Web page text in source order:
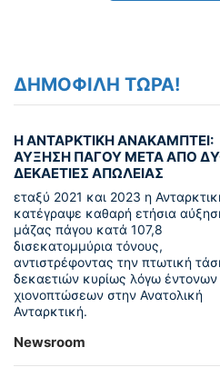
ΔΗΜΟΦΙΛΗ ΤΩΡΑ!
Η ΑΝΤΑΡΚΤΙΚΗ ΑΝΑΚΑΜΠΤΕΙ:
ΑΥΞΗΣΗ ΠΑΓΟΥ ΜΕΤΑ ΑΠΟ
ΔΕΚΑΕΤΙΕΣ ΑΠΩΛΕΙΑΣ
εταξύ 2021 και 2023 η
κατέγραψε καθαρή ετήσια
μάζας πάγου κατά 107,8
δισεκατομμύρια τόνους,
αντιστρέφοντας την πτωτική
δεκαετιών κυρίως λόγω έντονων
χιονοπτώσεων στην Ανατολική
Ανταρκτική.
Newsroom